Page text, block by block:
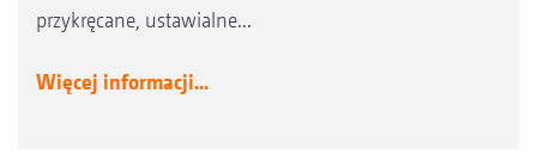
przykręcane, ustawialne...
Więcej informacji...